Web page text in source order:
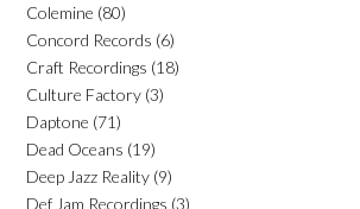
Colemine (80)
Concord Records (6)
Craft Recordings (18)
Culture Factory (3)
Daptone (71)
Dead Oceans (19)
Deep Jazz Reality (9)
Def Jam Recordings (3)